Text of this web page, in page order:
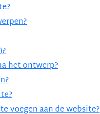
het ontwerp?
voegen aan de website?